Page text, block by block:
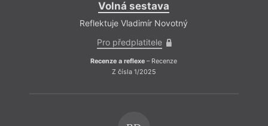
Volná sestava
Reflektuje Vladimír Novotný
Pro předplatitele
Recenze a reflexe – Recenze
Z čísla 1/2025